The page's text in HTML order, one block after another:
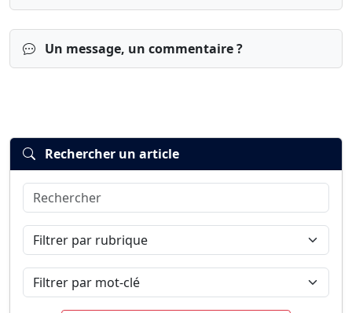
Un message, un commentaire ?
Connexion
Rechercher un article
Rechercher
Filtrer par rubrique
Filtrer par mot-clé